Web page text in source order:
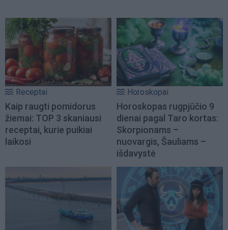
Receptai
Kaip raugti pomidorus
žiemai: TOP 3 skaniausi
receptai, kurie puikiai
laikosi
Horoskopai
Horoskopas rugpjūčio 9
dienai pagal Taro kortas:
Skorpionams –
nuovargis, Šauliams –
išdavystė